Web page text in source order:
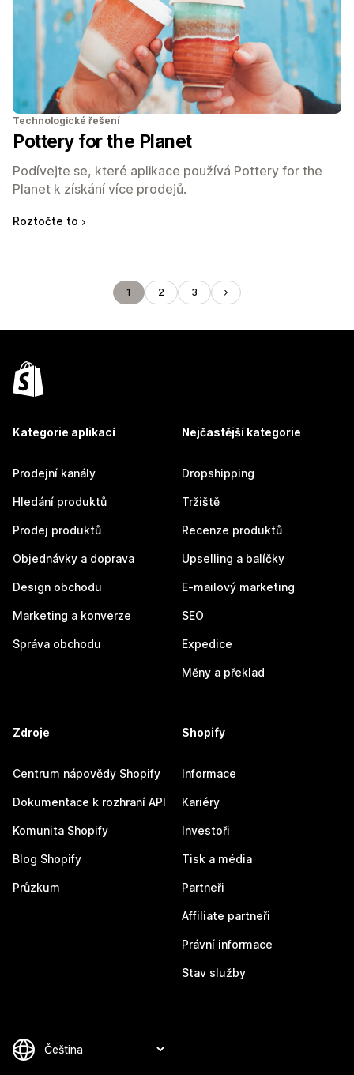
Technologické řešení
Pottery for the Planet
Podívejte se, které aplikace používá Pottery for the
Planet k získání více prodejů.
Roztočte to
1 2 3
Kategorie aplikací
Prodejní kanály
Hledání produktů
Prodej produktů
Objednávky a doprava
Design obchodu
Marketing a konverze
Správa obchodu
Nejčastější kategorie
Dropshipping
Tržiště
Recenze produktů
Upselling a balíčky
E-mailový marketing
SEO
Expedice
Měny a překlad
Zdroje
Centrum nápovědy Shopify
Dokumentace k rozhraní API
Komunita Shopify
Blog Shopify
Průzkum
Shopify
Informace
Kariéry
Investoři
Tisk a média
Partneři
Affiliate partneři
Právní informace
Stav služby